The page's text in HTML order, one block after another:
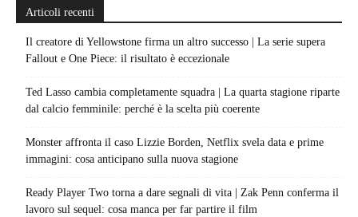
Articoli recenti
Il creatore di Yellowstone firma un altro successo | La serie supera
Fallout e One Piece: il risultato è eccezionale
Ted Lasso cambia completamente squadra | La quarta stagione riparte
dal calcio femminile: perché è la scelta più coerente
Monster affronta il caso Lizzie Borden, Netflix svela data e prime
immagini: cosa anticipano sulla nuova stagione
Ready Player Two torna a dare segnali di vita | Zak Penn conferma il
lavoro sul sequel: cosa manca per far partire il film